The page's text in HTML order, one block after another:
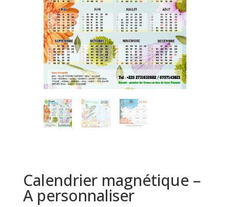
Calendrier magnétique –
A personnaliser